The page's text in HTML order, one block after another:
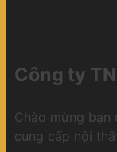
Công ty
Chào mừng bạn
cung cấp nội